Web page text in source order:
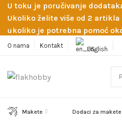
U toku je poručivanje
Ukoliko želite više od 2
ukoliko je potrebna pomoć
O nama Kontakt English
Makete Dodaci za makete